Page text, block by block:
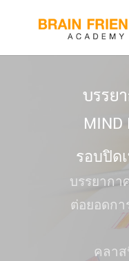
บรรย
MIND
รอบปิด
บรรยากา
ต่อยอดกา
คลา